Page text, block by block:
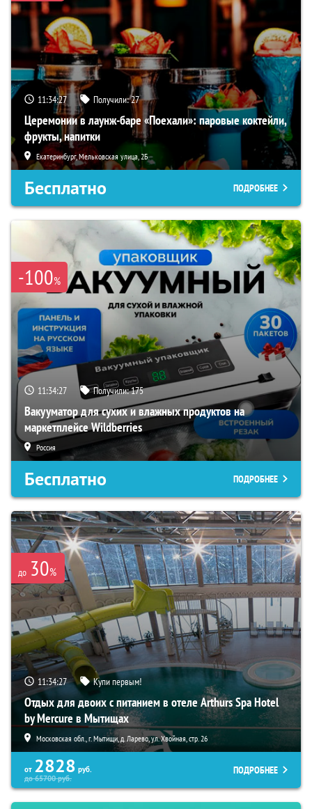
11:34:26 Получили:27
Церемонии в лаунж-баре «Поехали»: паровые коктейли,
фрукты, напитки
Екатеринбург, Мельковская улица, 2Б
Бесплатно ПОДРОБНЕЕ
-100%
11:34:26 Получили:175
Вакууматор для сухих и влажных продуктов на
маркетплейсе Wildberries
Россия
Бесплатно ПОДРОБНЕЕ
до 30%
11:34:26 Купи первым!
Отдых для двоих с питанием в отеле Arthurs Spa Hotel
by Mercure в Мытищах
Московская обл., г. Мытищи, д. Ларево, ул. Хвойная, стр. 26
от 2828 руб.
до65700руб.
ПОДРОБНЕЕ